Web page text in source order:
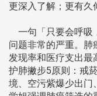
更深入了解；更有久
一句「只要会呼吸
问题非常的严重。肺
发现率和医疗支出最
护肺撇步5原则：戒
境、空污紫爆少出门